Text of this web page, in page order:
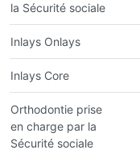
la Sécurité sociale
Inlays Onlays
Inlays Core
Orthodontie prise
en charge par la
Sécurité sociale